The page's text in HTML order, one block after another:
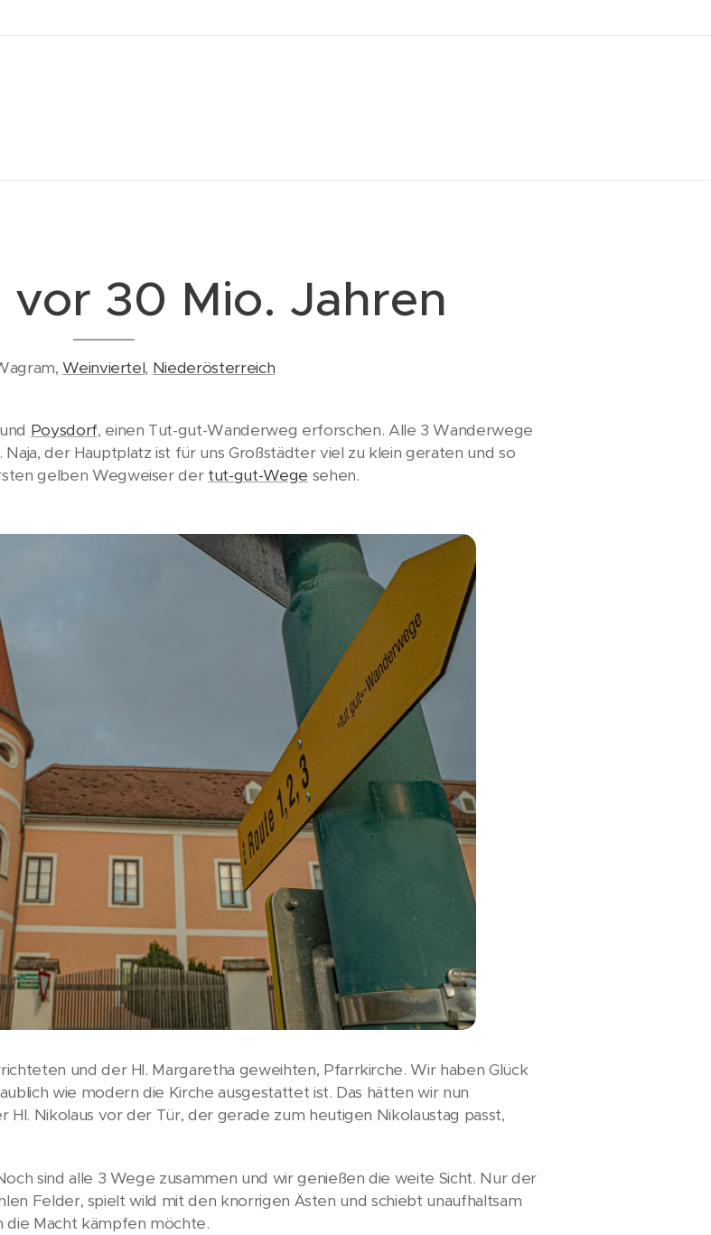
vor 30 Mio. Jahren
Weinviertel, Niederösterreich
und Poysdorf, einen Tut-gut-Wanderweg erforschen. Alle 3 Wanderwege
der Hauptplatz ist für uns Großstädter viel zu klein geraten und so
gelben Wegweiser der tut-gut-Wege sehen.
und der Hl. Margaretha geweihten, Pfarrkirche. Wir haben Glück
wie modern die Kirche ausgestattet ist. Das hätten wir nun
Nikolaus vor der Tür, der gerade zum heutigen Nikolaustag passt,
sind alle 3 Wege zusammen und wir genießen die weite Sicht. Nur der
Felder, spielt wild mit den knorrigen Ästen und schiebt unaufhaltsam
die Macht kämpfen möchte.